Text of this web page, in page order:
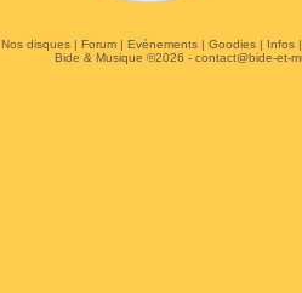
Nos disques| Forum| Evénements| Goodies| Infos
Bide & Musique ©2026 - contact@bide-et-